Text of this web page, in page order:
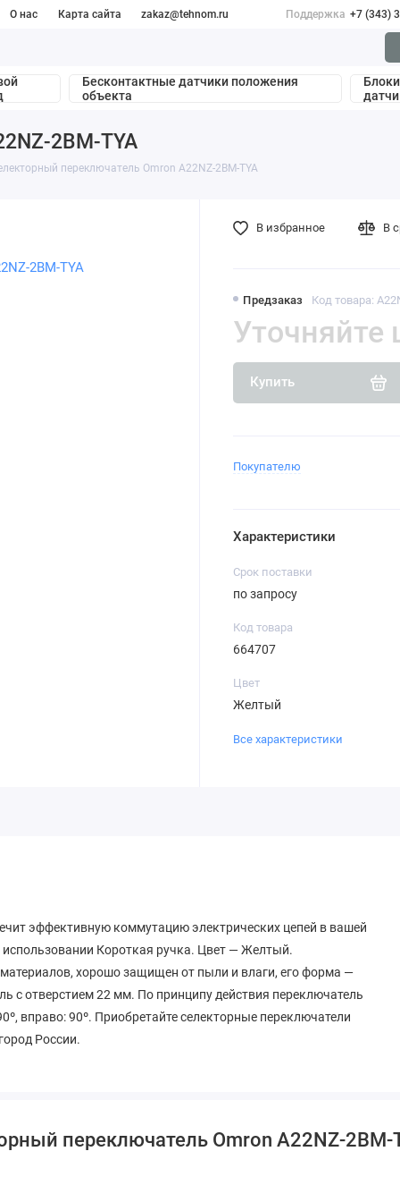
О нас Карта сайта zakaz@tehnom.ru Поддержка +7 (343)
Бесконтактные датчики положения
объекта
2BM-TYA
переключатель Omron A22NZ-2BM-TYA
Предзаказ Код товара:
Уточняйте
Купить
В избранное В
Покупателю
Характеристики
Срок поставки
по запросу
Код товара
664707
Цвет
Желтый
Все характеристики
эффективную коммутацию электрических цепей в вашей
Короткая ручка. Цвет — Желтый.
хорошо защищен от пыли и влаги, его форма —
с отверстием 22 мм. По принципу действия переключатель
вправо: 90º. Приобретайте селекторные переключатели
России.
переключатель Omron A22NZ-2BM-